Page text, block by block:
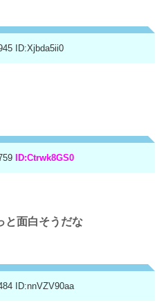
ID:Xjbda5ii0
ID:Ctrwk8GS0
と面白そうだな
ID:nnVZV90aa